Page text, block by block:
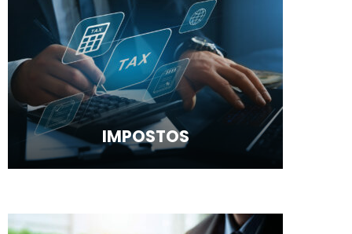
IMPOSTOS